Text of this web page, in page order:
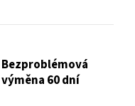
Bezproblémová
výměna 60 dní